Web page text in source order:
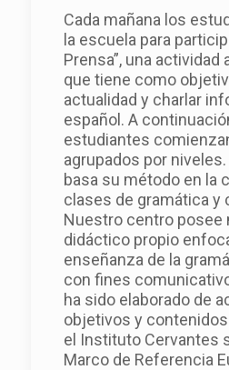
Cada mañana los
la escuela para
Prensa”, una actividad
que tiene como
actualidad y charlar
español. A
estudiantes
agrupados por niveles.
basa su método en la
clases de gramática y
Nuestro centro posee
didáctico propio
enseñanza de la
con fines
ha sido elaborado de
objetivos y
el Instituto Cervantes
Marco de Referencia